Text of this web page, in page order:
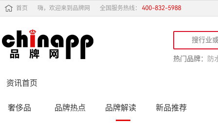
首页 嗨，欢迎来到品牌网 全国服务热线：
热门品牌： 防
资讯首页
奢侈品 品牌热点 品牌解读 新品推荐